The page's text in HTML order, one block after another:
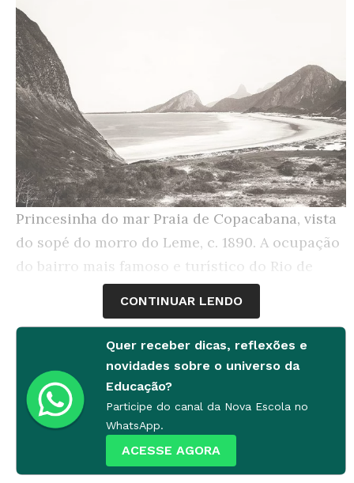
Princesinha do mar Praia de Copacabana, vista
do sopé do morro do Leme, c. 1890. A ocupação
do bairro mais famoso e turístico do Rio de
Janeiro só ganharia força a partir da década de
CONTINUAR LENDO
Quer receber dicas, reflexões e
novidades sobre o universo da
Educação?
Participe do canal da Nova Escola no
WhatsApp.
ACESSE AGORA